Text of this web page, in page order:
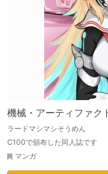
機械・アーティファク
ラードマシマシそうめん
C100で頒布した同人誌です
マンガ